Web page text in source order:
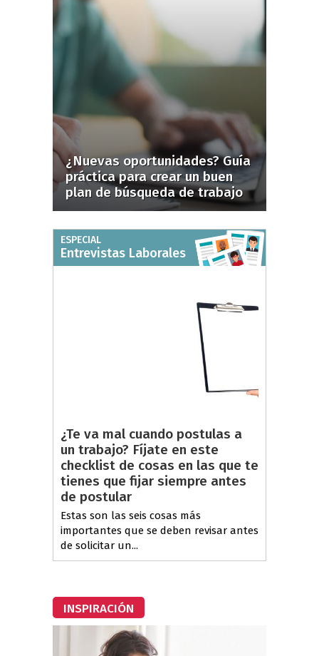
¿Nuevas oportunidades? Guía
práctica para crear un buen
plan de búsqueda de trabajo
ESPECIAL
Entrevistas Laborales
¿Te va mal cuando postulas a
un trabajo? Fíjate en este
checklist de cosas en las que te
tienes que fijar siempre antes
de postular
Estas son las seis cosas más
importantes que se deben revisar antes
de solicitar un...
INSPIRACIÓN